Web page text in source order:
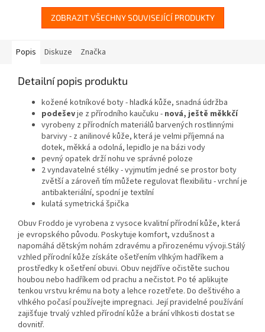
ZOBRAZIT VŠECHNY SOUVISEJÍCÍ PRODUKTY
Popis Diskuze Značka
Detailní popis produktu
kožené kotníkové boty- hladká kůže, snadná údržba
podeševje z přírodního kaučuku - nová, ještě měkkčí
vyrobeny z přírodních materiálů barvených rostlinnými
barvivy - z anilinové kůže, která je velmi příjemná na
dotek, měkká a odolná, lepidlo je na bázi vody
pevný opatek drží nohu ve správné poloze
2 vyndavatelné stélky - vyjmutím jedné se prostor boty
zvětší a zároveň tím můžete regulovat flexibilitu - vrchní je
antibakteriální, spodní je textilní
kulatá symetrická špička
Obuv Froddo je vyrobena z vysoce kvalitní přírodní kůže, která
je evropského původu. Poskytuje komfort, vzdušnost a
napomáhá dětským nohám zdravému a přirozenému vývoji.Stálý
vzhled přírodní kůže získáte ošetřením vlhkým hadříkem a
prostředky k ošetření obuvi. Obuv nejdříve očistěte suchou
houbou nebo hadříkem od prachu a nečistot. Po té aplikujte
tenkou vrstvu krému na boty a lehce rozetřete. Do deštivého a
vlhkého počasí používejte impregnaci. Její pravidelné používání
zajišťuje trvalý vzhled přírodní kůže a brání vlhkosti dostat se
dovnitř.